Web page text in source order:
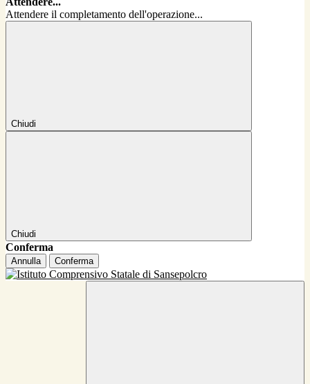
Attendere il completamento dell'operazione...
Chiudi
Chiudi
Conferma
Annulla Conferma